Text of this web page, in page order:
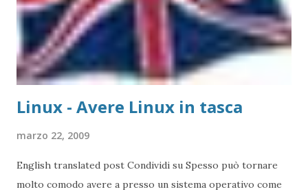
Linux - Avere Linux in tasca
marzo 22, 2009
English translated post Condividi su Spesso può tornare
molto comodo avere a presso un sistema operativo come